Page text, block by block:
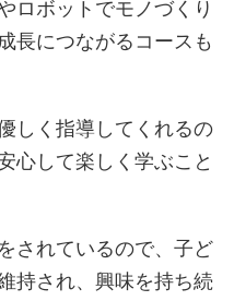
ロボットでモノづくり
長につながるコースも
しく指導してくれるの
心して楽しく学ぶこと
されているので、子ど
持され、興味を持ち続